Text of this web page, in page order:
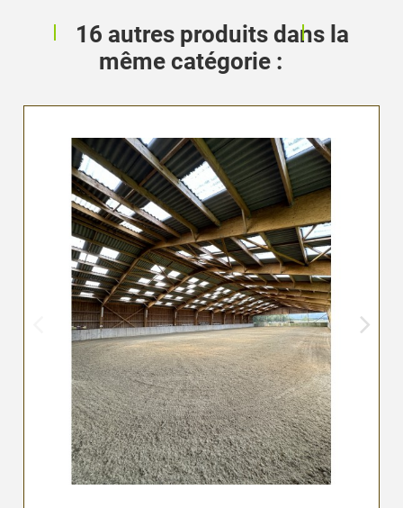
16 autres produits dans la
même catégorie :